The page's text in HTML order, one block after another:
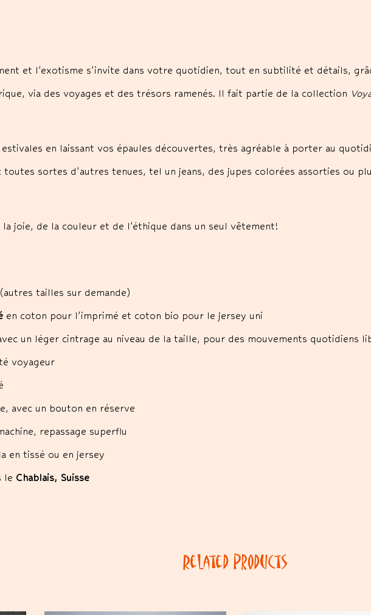
et l’exotisme s’invite dans votre quotidien, tout en subtilité et détails,
via des voyages et des trésors ramenés. Il fait partie de la collection
en laissant vos épaules découvertes, très agréable à porter au
sortes d’autres tenues, tel un jeans, des jupes colorées assorties ou
joie, de la couleur et de l’éthique dans un seul vêtement!
tailles sur demande)
en coton pour l’imprimé et coton bio pour le jersey uni
un léger cintrage au niveau de la taille, pour des mouvements quotidiens
voyageur
avec un bouton en réserve
repassage superflu
en tissé ou en jersey
le Chablais, Suisse
Related Products